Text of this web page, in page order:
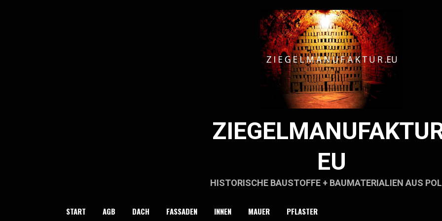
EU
HISTORISCHE BAUSTOFFE + BAUMATERIALIEN AUS
START AGB DACH FASSADEN INNEN MAUER PFLASTER